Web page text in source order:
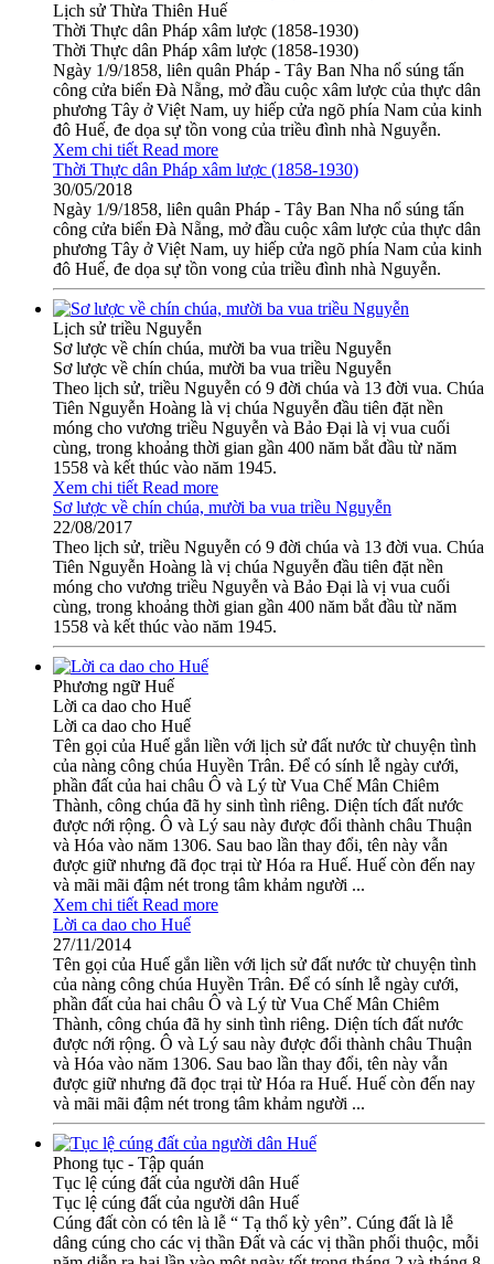
Lịch sử Thừa Thiên Huế
Thời Thực dân Pháp xâm lược (1858-1930)
Thời Thực dân Pháp xâm lược (1858-1930)
Ngày 1/9/1858, liên quân Pháp - Tây Ban Nha nổ súng tấn
công cửa biển Đà Nẵng, mở đầu cuộc xâm lược của thực dân
phương Tây ở Việt Nam, uy hiếp cửa ngõ phía Nam của kinh
đô Huế, đe dọa sự tồn vong của triều đình nhà Nguyễn.
Xem chi tiết Read more
Thời Thực dân Pháp xâm lược (1858-1930)
30/05/2018
Ngày 1/9/1858, liên quân Pháp - Tây Ban Nha nổ súng tấn
công cửa biển Đà Nẵng, mở đầu cuộc xâm lược của thực dân
phương Tây ở Việt Nam, uy hiếp cửa ngõ phía Nam của kinh
đô Huế, đe dọa sự tồn vong của triều đình nhà Nguyễn.
Lịch sử triều Nguyễn
Sơ lược về chín chúa, mười ba vua triều Nguyễn
Sơ lược về chín chúa, mười ba vua triều Nguyễn
Theo lịch sử, triều Nguyễn có 9 đời chúa và 13 đời vua. Chúa
Tiên Nguyễn Hoàng là vị chúa Nguyễn đầu tiên đặt nền
móng cho vương triều Nguyễn và Bảo Đại là vị vua cuối
cùng, trong khoảng thời gian gần 400 năm bắt đầu từ năm
1558 và kết thúc vào năm 1945.
Xem chi tiết Read more
Sơ lược về chín chúa, mười ba vua triều Nguyễn
22/08/2017
Theo lịch sử, triều Nguyễn có 9 đời chúa và 13 đời vua. Chúa
Tiên Nguyễn Hoàng là vị chúa Nguyễn đầu tiên đặt nền
móng cho vương triều Nguyễn và Bảo Đại là vị vua cuối
cùng, trong khoảng thời gian gần 400 năm bắt đầu từ năm
1558 và kết thúc vào năm 1945.
Phương ngữ Huế
Lời ca dao cho Huế
Lời ca dao cho Huế
Tên gọi của Huế gắn liền với lịch sử đất nước từ chuyện tình
của nàng công chúa Huyền Trân. Để có sính lễ ngày cưới,
phần đất của hai châu Ô và Lý từ Vua Chế Mân Chiêm
Thành, công chúa đã hy sinh tình riêng. Diện tích đất nước
được nới rộng. Ô và Lý sau này được đổi thành châu Thuận
và Hóa vào năm 1306. Sau bao lần thay đổi, tên này vẫn
được giữ nhưng đã đọc trại từ Hóa ra Huế. Huế còn đến nay
và mãi mãi đậm nét trong tâm khảm người ...
Xem chi tiết Read more
Lời ca dao cho Huế
27/11/2014
Tên gọi của Huế gắn liền với lịch sử đất nước từ chuyện tình
của nàng công chúa Huyền Trân. Để có sính lễ ngày cưới,
phần đất của hai châu Ô và Lý từ Vua Chế Mân Chiêm
Thành, công chúa đã hy sinh tình riêng. Diện tích đất nước
được nới rộng. Ô và Lý sau này được đổi thành châu Thuận
và Hóa vào năm 1306. Sau bao lần thay đổi, tên này vẫn
được giữ nhưng đã đọc trại từ Hóa ra Huế. Huế còn đến nay
và mãi mãi đậm nét trong tâm khảm người ...
Phong tục - Tập quán
Tục lệ cúng đất của người dân Huế
Tục lệ cúng đất của người dân Huế
Cúng đất còn có tên là lễ “ Tạ thổ kỳ yên”. Cúng đất là lễ
dâng cúng cho các vị thần Đất và các vị thần phối thuộc, mỗi